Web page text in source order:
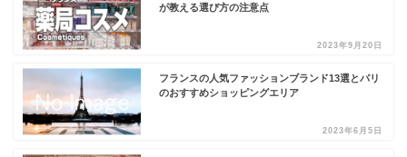
が教える選び方の注意点
2023年9月20日
フランスの人気ファッションブランド13選とパリ
のおすすめショッピングエリア
2023年6月5日